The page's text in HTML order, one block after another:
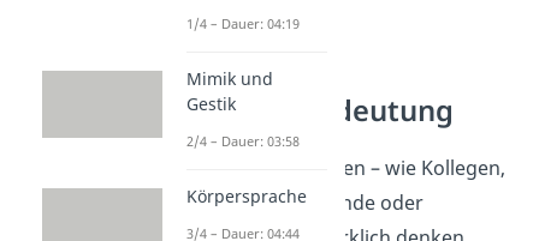
Empathie Bedeutung
Was andere Menschen – wie Kollegen,
Kunden, Chefs, Freunde oder
1/4 – Dauer: 04:19
Mimik und
Gestik
2/4 – Dauer: 03:58
Körpersprache
3/4 – Dauer: 04:44